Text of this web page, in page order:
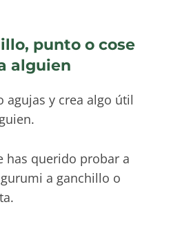
punto o cose
alguien
agujas y crea algo útil
has querido probar a
a ganchillo o